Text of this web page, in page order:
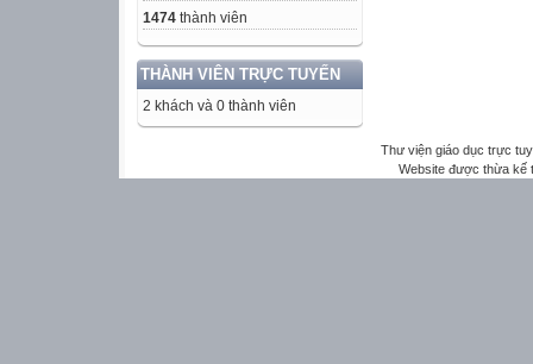
1474 thành viên
THÀNH VIÊN TRỰC TUYẾN
2 khách và 0 thành viên
Thư viện giáo dục trực
Website được thừa kế